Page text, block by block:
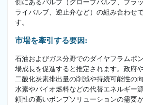
側にあるバルブ（グローブバルブ、フラ
ライバルブ、逆止弁など）の組み合わせ
す。
市場を牽引する要因:
石油およびガス分野でのダイヤフラムポ
場成長を促進すると推定されます。政府
二酸化炭素排出量の削減や持続可能性の
水素やバイオ燃料などの代替エネルギー
頼性の高いポンプソリューションの需要